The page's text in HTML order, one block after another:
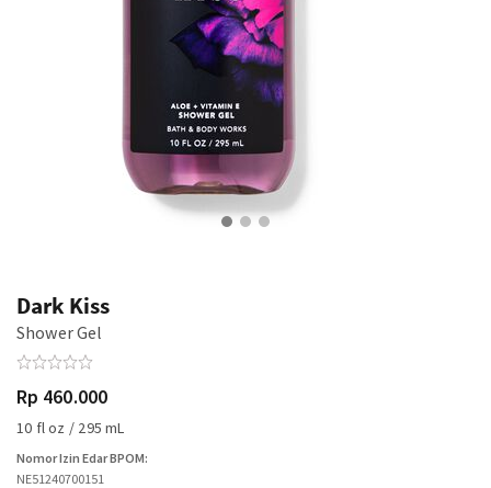
Dark Kiss
Shower Gel
Rp 460.000
10 fl oz / 295 mL
Nomor Izin Edar BPOM:
NE51240700151